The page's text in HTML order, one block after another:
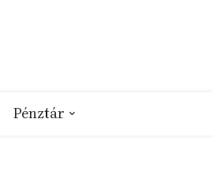
Pénztár